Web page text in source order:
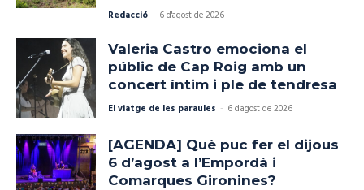
Redacció - 6 d'agost de 2026
Valeria Castro emociona el
públic de Cap Roig amb un
concert íntim i ple de tendresa
El viatge de les paraules - 6 d'agost de 2026
[AGENDA] Què puc fer el dijous
6 d’agost a l’Empordà i
Comarques Gironines?